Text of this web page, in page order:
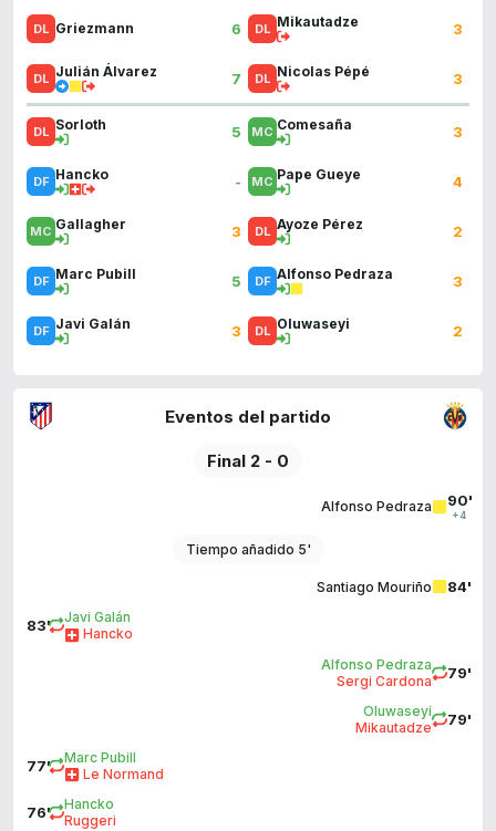
Griezmann 6
Julián Álvarez 7
Sorloth 5
Hancko -
Gallagher 3
Marc Pubill 5
Javi Galán 3
Mikautadze 3
Nicolas Pépé 3
Comesaña 3
Pape Gueye 4
Ayoze Pérez 2
Alfonso Pedraza 3
Oluwaseyi 2
Eventos del partido
Final 2 - 0
90'
+4
Alfonso Pedraza
Tiempo añadido 5'
84'
Santiago Mouriño
83'
Javi Galán
Hancko
79'
Alfonso Pedraza
Sergi Cardona
79'
Oluwaseyi
Mikautadze
77'
Marc Pubill
Le Normand
76'
Hancko
Ruggeri